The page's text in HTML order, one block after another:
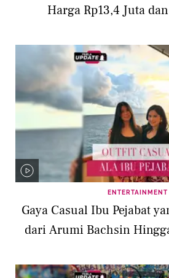
Harga Rp13,4 Juta
ENTERTAINMENT
Gaya Casual Ibu Pejabat
dari Arumi Bachsin